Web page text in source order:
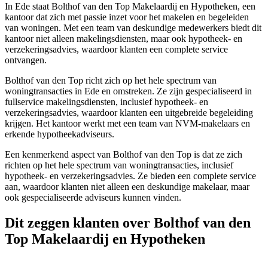
In Ede staat Bolthof van den Top Makelaardij en Hypotheken, een
kantoor dat zich met passie inzet voor het makelen en begeleiden
van woningen. Met een team van deskundige medewerkers biedt dit
kantoor niet alleen makelingsdiensten, maar ook hypotheek- en
verzekeringsadvies, waardoor klanten een complete service
ontvangen.
Bolthof van den Top richt zich op het hele spectrum van
woningtransacties in Ede en omstreken. Ze zijn gespecialiseerd in
fullservice makelingsdiensten, inclusief hypotheek- en
verzekeringsadvies, waardoor klanten een uitgebreide begeleiding
krijgen. Het kantoor werkt met een team van NVM-makelaars en
erkende hypotheekadviseurs.
Een kenmerkend aspect van Bolthof van den Top is dat ze zich
richten op het hele spectrum van woningtransacties, inclusief
hypotheek- en verzekeringsadvies. Ze bieden een complete service
aan, waardoor klanten niet alleen een deskundige makelaar, maar
ook gespecialiseerde adviseurs kunnen vinden.
Dit zeggen klanten over Bolthof van den
Top Makelaardij en Hypotheken